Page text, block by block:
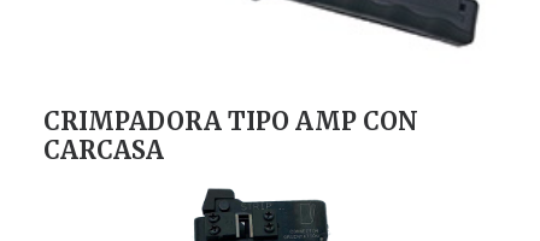
CRIMPADORA TIPO AMP CON
CARCASA